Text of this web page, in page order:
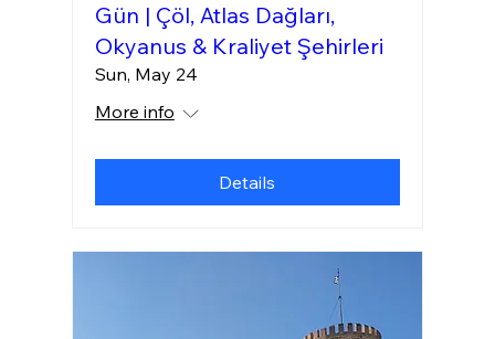
Gün | Çöl, Atlas Dağları,
Okyanus & Kraliyet Şehirleri
Sun, May 24
More info
Details